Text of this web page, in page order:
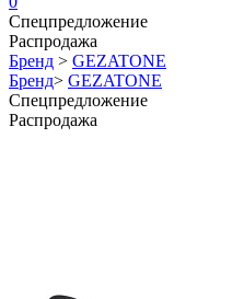
Спецпредложение
Распродажа
Бренд > GEZATONE
Бренд> GEZATONE
Спецпредложение
Распродажа